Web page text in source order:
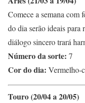
Comece a semana com
do dia serão ideais para
diálogo sincero trará
Número da sorte: 7
Cor do dia: Vermelho-
Touro (20/04 a 20/05)